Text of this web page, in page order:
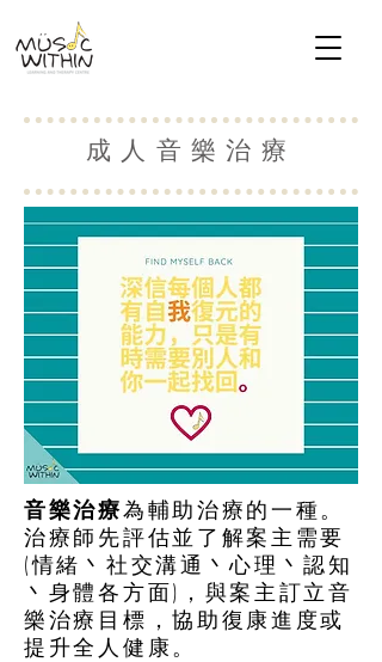
成人音樂治療
音樂治療為輔助治療的一種。
治療師先評估並了解案主需要
(情緒丶社交溝通丶心理丶認知
丶身體各方面)，與案主訂立音
樂治療目標，協助復康進度或
提升全人健康。